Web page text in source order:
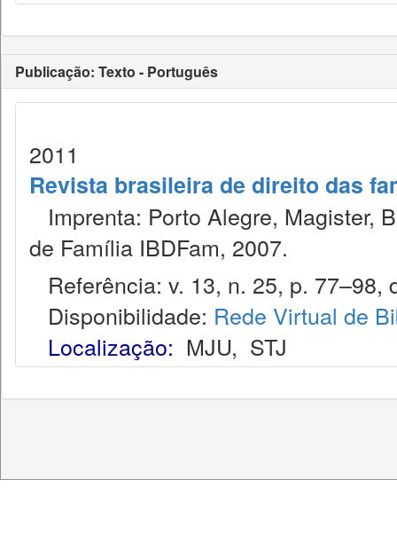
Publicação: Texto - Português
2011
Revista brasileira de direito das
Imprenta: Porto Alegre, Magister,
de Família IBDFam, 2007.
Referência: v. 13, n. 25, p. 77–98,
Disponibilidade: Rede Virtual de
Localização: MJU, STJ